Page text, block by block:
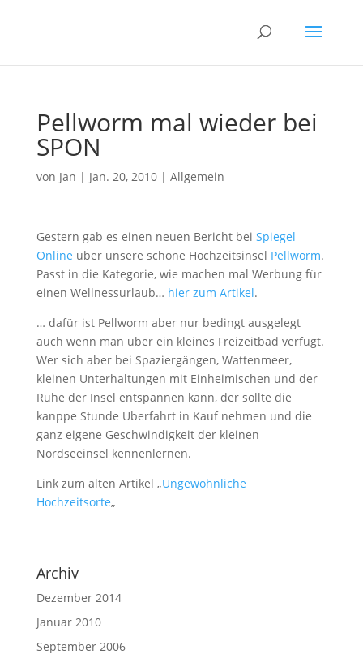
Pellworm mal wieder bei
SPON
von Jan | Jan. 20, 2010| Allgemein
Gestern gab es einen neuen Bericht bei Spiegel
Online über unsere schöne Hochzeitsinsel Pellworm.
Passt in die Kategorie, wie machen mal Werbung für
einen Wellnessurlaub… hier zum Artikel.
… dafür ist Pellworm aber nur bedingt ausgelegt
auch wenn man über ein kleines Freizeitbad verfügt.
Wer sich aber bei Spaziergängen, Wattenmeer,
kleinen Unterhaltungen mit Einheimischen und der
Ruhe der Insel entspannen kann, der sollte die
kanppe Stunde Überfahrt in Kauf nehmen und die
ganz eigene Geschwindigkeit der kleinen
Nordseeinsel kennenlernen.
Link zum alten Artikel „Ungewöhnliche
Hochzeitsorte„
Archiv
Dezember 2014
Januar 2010
September 2006